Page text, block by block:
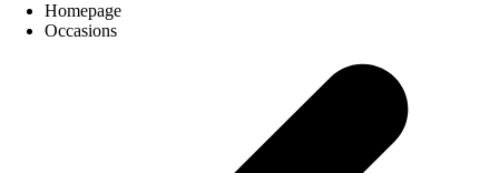
Homepage
Occasions